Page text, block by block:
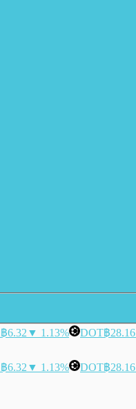
฿6.32 ▼ 1.13% DOT฿28.16
฿6.32 ▼ 1.13% DOT฿28.16